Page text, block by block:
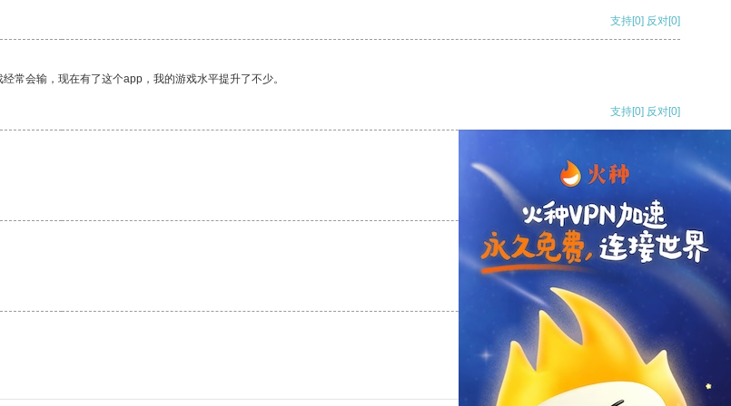
支持[0] 反对[0]
常会输，现在有了这个app，我的游戏水平提升了不少。
支持[0] 反对[0]
支持 反对
[0]